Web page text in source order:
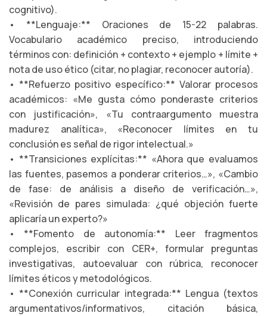
cognitivo).
• **Lenguaje:** Oraciones de 15-22 palabras.
Vocabulario académico preciso, introduciendo
términos con: definición + contexto + ejemplo + límite +
nota de uso ético (citar, no plagiar, reconocer autoría).
• **Refuerzo positivo específico:** Valorar procesos
académicos: «Me gusta cómo ponderaste criterios
con justificación», «Tu contraargumento muestra
madurez analítica», «Reconocer límites en tu
conclusión es señal de rigor intelectual.»
• **Transiciones explícitas:** «Ahora que evaluamos
las fuentes, pasemos a ponderar criterios…», «Cambio
de fase: de análisis a diseño de verificación…»,
«Revisión de pares simulada: ¿qué objeción fuerte
aplicaría un experto?»
• **Fomento de autonomía:** Leer fragmentos
complejos, escribir con CER+, formular preguntas
investigativas, autoevaluar con rúbrica, reconocer
límites éticos y metodológicos.
• **Conexión curricular integrada:** Lengua (textos
argumentativos/informativos, citación básica,